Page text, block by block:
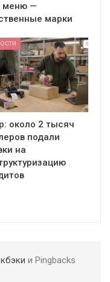
меню —
марки
около 2 тысяч
подали
на
и Pingbacks